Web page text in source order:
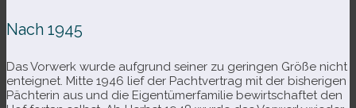
Nach 1945
Das Vorwerk wurde auf­grund sei­ner zu gerin­gen Größe nicht
ent­eig­net. Mitte 1946 lief der Pachtvertrag mit der bis­he­ri­gen
Pächterin aus und die Eigentümerfamilie bewirt­schaf­tet den